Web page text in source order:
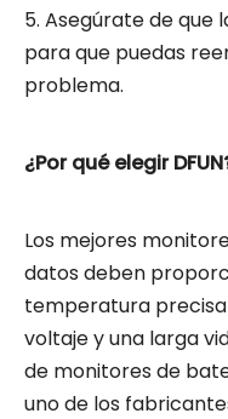
5. Asegúrate de
para que puedas
problema.
¿Por qué elegir
Los mejores
datos deben
temperatura
voltaje y una larga
de monitores de
uno de los